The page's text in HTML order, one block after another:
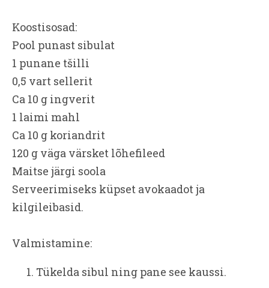
Koostisosad:
Pool punast sibulat
1 punane tšilli
0,5 vart sellerit
Ca 10 g ingverit
1 laimi mahl
Ca 10 g koriandrit
120 g väga värsket lõhefileed
Maitse järgi soola
Serveerimiseks küpset avokaadot ja
kilgileibasid.
Valmistamine:
Tükelda sibul ning pane see kaussi.